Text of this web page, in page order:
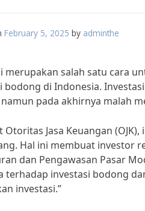
February 5, 2025 by adminthe
merupakan salah satu cara
bodong di Indonesia.
pada akhirnya malah
Otoritas Jasa Keuangan
Hal ini membuat investor
dan Pengawasan Pasar
terhadap investasi bodong
investasi.”